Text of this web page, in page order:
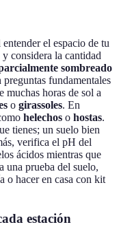
el espacio de tu
considera la cantidad
sombreado
preguntas fundamentales
muchas horas de sol a
o girassoles. En
helechos o hostas.
tienes; un suelo bien
verifica el pH del
ácidos mientras que
una prueba del suelo,
o hacer en casa con kit
estación